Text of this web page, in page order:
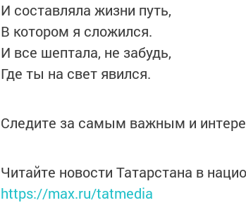
И составляла жизни путь,
В котором я сложился.
И все шептала, не забудь,
Где ты на свет явился.
Следите за самым важным и
Читайте новости Татарстана в
https://max.ru/tatmedia